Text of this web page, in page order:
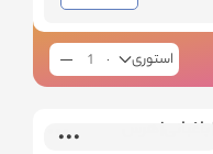
استوری
هرس